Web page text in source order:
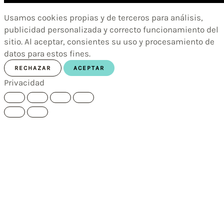
Usamos cookies propias y de terceros para análisis,
publicidad personalizada y correcto funcionamiento del
sitio. Al aceptar, consientes su uso y procesamiento de
datos para estos fines.
RECHAZAR ACEPTAR
Privacidad